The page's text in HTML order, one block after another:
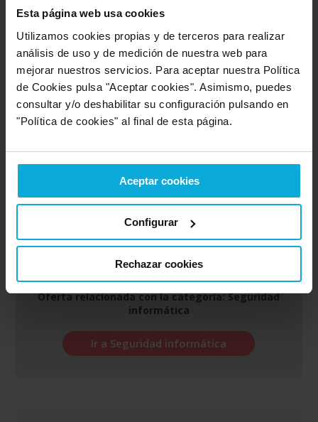
Esta página web usa cookies
Utilizamos cookies propias y de terceros para realizar
análisis de uso y de medición de nuestra web para
mejorar nuestros servicios. Para aceptar nuestra Política
de Cookies pulsa "Aceptar cookies". Asimismo, puedes
consultar y/o deshabilitar su configuración pulsando en
"Política de cookies" al final de esta página.
Aceptar cookies
Configurar
Rechazar cookies
Informe del estado de seguridad desde una sola
plataforma.
Protección de los datos en todos los servidores
generales.
¿Qué te ofrecemos con esta oferta de seguridad
informática de Numentech?
ESET® Protect Advanced
desde solo 199,50 €/mes + IVA
Numen Box SOHO + ESET® Protect Advanced
desde solo 69 €/mes + IVA
Oferta relacionada con la categoría: Seguridad
informática
Ir a Seguridad informática